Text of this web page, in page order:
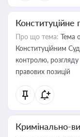
Конституційне
Про що тема: Тема
Конституційним
контролю, розгляду
правових позицій
Кримінально-